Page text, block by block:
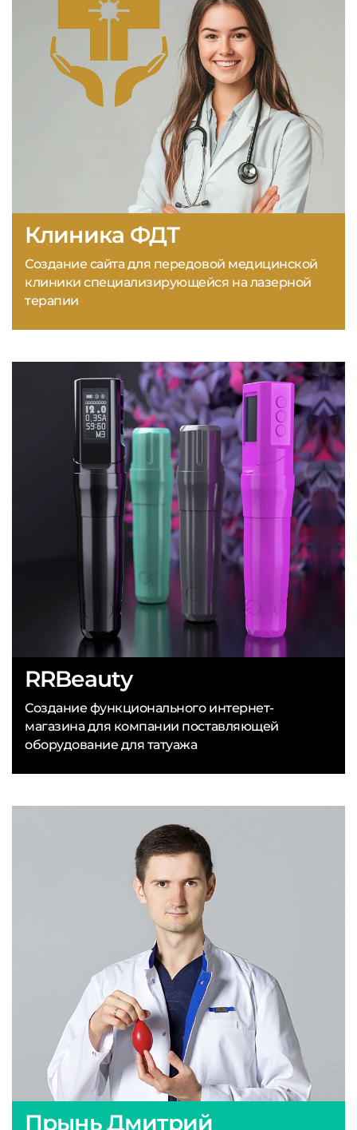
RRBeauty
Создание функционального интернет-
магазина для компании поставляющей
оборудование для татуажа
Клиника ФДТ
Создание сайта для передовой медицинской
клиники специализирующейся на лазерной
терапии
Прынь Дмитрий